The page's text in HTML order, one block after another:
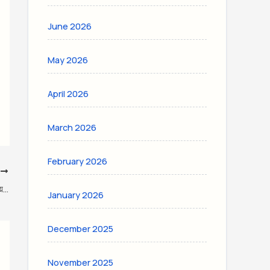
ভোটকেন্দ্রে মোবাইল ফোন নিয়ে প্রবেশ নিষেধ: ত্রয়োদশ জাতীয় সংসদ নির্বাচন ও গণভোট ২০২৬
June 2026
May 2026
April 2026
March 2026
February 2026
January 2026
December 2025
November 2025